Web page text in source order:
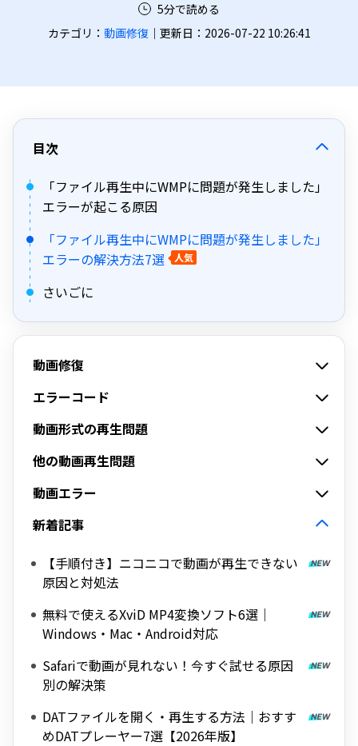
5分で読める
カテゴリ： 動画修復｜更新日：2026-07-22 10:26:41
目次
「ファイル再生中にWMPに問題が発生しました」
エラーが起こる原因
「ファイル再生中にWMPに問題が発生しました」
エラーの解決方法7選
人気
さいごに
動画修復
エラーコード
動画形式の再生問題
他の動画再生問題
動画エラー
新着記事
【手順付き】ニコニコで動画が再生できない
原因と対処法
無料で使えるXviD MP4変換ソフト6選｜
Windows・Mac・Android対応
Safariで動画が見れない！今すぐ試せる原因
別の解決策
DATファイルを開く・再生する方法｜おすす
めDATプレーヤー7選【2026年版】